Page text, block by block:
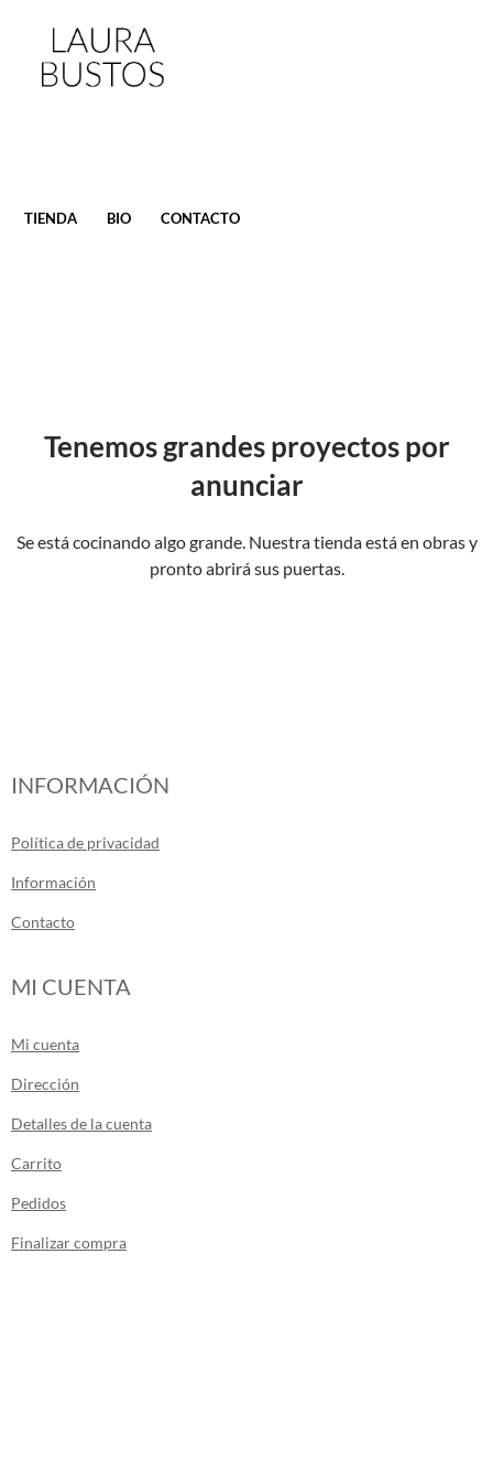
AL
TIENDA BIO CONTACTO
Tenemos grandes proyectos por
anunciar
Se está cocinando algo grande. Nuestra tienda está en obras y
pronto abrirá sus puertas.
INFORMACIÓN
Política de privacidad
Información
Contacto
MI CUENTA
Mi cuenta
Dirección
Detalles de la cuenta
Carrito
Pedidos
Finalizar compra